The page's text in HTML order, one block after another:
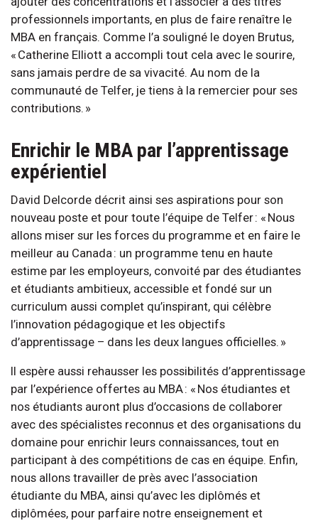
professionnels importants, en plus de faire renaître le
MBA en français. Comme l’a souligné le doyen Brutus,
« Catherine Elliott a accompli tout cela avec le sourire,
sans jamais perdre de sa vivacité. Au nom de la
communauté de Telfer, je tiens à la remercier pour ses
contributions. »
Enrichir le MBA par l’apprentissage
expérientiel
David Delcorde décrit ainsi ses aspirations pour son
nouveau poste et pour toute l’équipe de Telfer : « Nous
allons miser sur les forces du programme et en faire le
meilleur au Canada : un programme tenu en haute
estime par les employeurs, convoité par des étudiantes
et étudiants ambitieux, accessible et fondé sur un
curriculum aussi complet qu’inspirant, qui célèbre
l’innovation pédagogique et les objectifs
d’apprentissage – dans les deux langues officielles. »
Il espère aussi rehausser les possibilités d’apprentissage
par l’expérience offertes au MBA : « Nos étudiantes et
nos étudiants auront plus d’occasions de collaborer
avec des spécialistes reconnus et des organisations du
domaine pour enrichir leurs connaissances, tout en
participant à des compétitions de cas en équipe. Enfin,
nous allons travailler de près avec l’association
étudiante du MBA, ainsi qu’avec les diplômés et
diplômées, pour parfaire notre enseignement et